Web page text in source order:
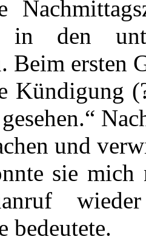
in den
Beim ersten
Kündigung
und
sie
bedeutete.